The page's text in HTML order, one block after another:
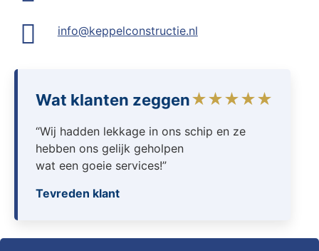
info@keppelconstructie.nl
Wat klanten zeggen★★★★★
“Wij hadden lekkage in ons schip en ze
hebben ons gelijk geholpen
wat een goeie services!”
Tevreden klant